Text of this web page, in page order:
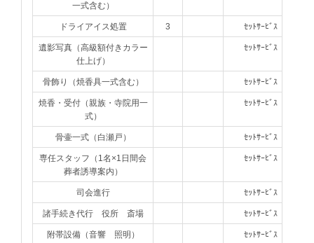
一式含む）
ドライアイス処置 3 ｾｯﾄｻｰﾋﾞｽ
遺影写真（高級額付きカラー
仕上げ）
ｾｯﾄｻｰﾋﾞｽ
骨飾り（焼香具一式含む） ｾｯﾄｻｰﾋﾞｽ
焼香・受付（親族・寺院用一
式）
ｾｯﾄｻｰﾋﾞｽ
骨壷一式（白瀬戸） ｾｯﾄｻｰﾋﾞｽ
専任スタッフ（1名×1日間会
葬者誘導案内）
ｾｯﾄｻｰﾋﾞｽ
司会進行 ｾｯﾄｻｰﾋﾞｽ
諸手続き代行 役所 斎場 ｾｯﾄｻｰﾋﾞｽ
附帯設備（音響 照明） ｾｯﾄｻｰﾋﾞｽ